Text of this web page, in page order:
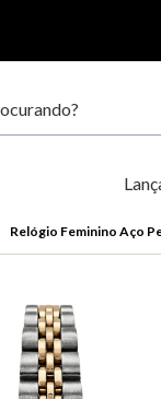
Relógio Feminino Aço